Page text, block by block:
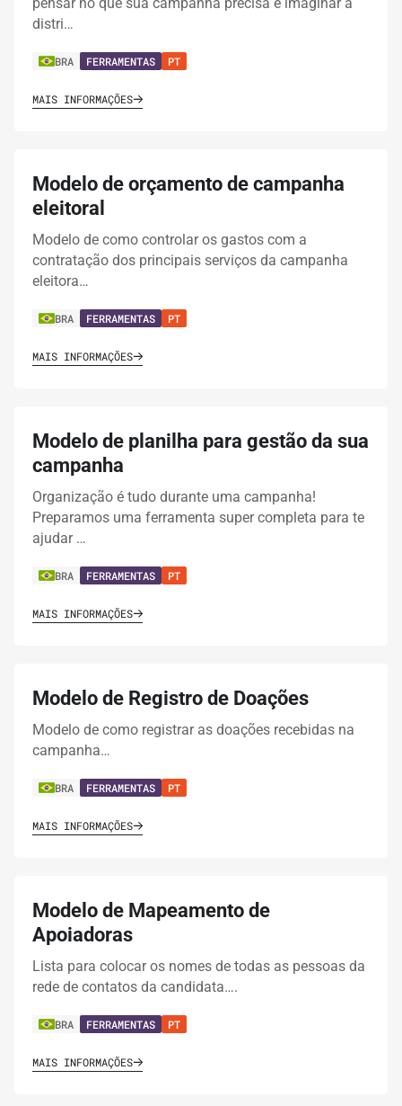
pensar no que sua campanha precisa e imaginar a
distri…
BRA FERRAMENTAS PT
MAIS INFORMAÇÕES
Modelo de orçamento de campanha
eleitoral
Modelo de como controlar os gastos com a
contratação dos principais serviços da campanha
eleitora…
BRA FERRAMENTAS PT
MAIS INFORMAÇÕES
Modelo de planilha para gestão da sua
campanha
Organização é tudo durante uma campanha!
Preparamos uma ferramenta super completa para te
ajudar …
BRA FERRAMENTAS PT
MAIS INFORMAÇÕES
Modelo de Registro de Doações
Modelo de como registrar as doações recebidas na
campanha…
BRA FERRAMENTAS PT
MAIS INFORMAÇÕES
Modelo de Mapeamento de
Apoiadoras
Lista para colocar os nomes de todas as pessoas da
rede de contatos da candidata….
BRA FERRAMENTAS PT
MAIS INFORMAÇÕES